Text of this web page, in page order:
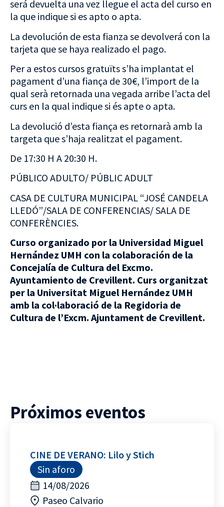
será devuelta una vez llegue el acta del curso en
la que indique si es apto o apta.
La devolución de esta fianza se devolverá con la
tarjeta que se haya realizado el pago.
Per a estos cursos gratuïts s’ha implantat el
pagament d’una fiança de 30€, l’import de la
qual serà retornada una vegada arribe l’acta del
curs en la qual indique si és apte o apta.
La devolució d’esta fiança es retornarà amb la
targeta que s’haja realitzat el pagament.
De 17:30 H A 20:30 H.
PÚBLICO ADULTO/ PÚBLIC ADULT
CASA DE CULTURA MUNICIPAL “JOSÉ CANDELA
LLEDÓ”/SALA DE CONFERENCIAS/ SALA DE
CONFERÈNCIES.
Curso organizado por la Universidad Miguel
Hernández UMH con la colaboración de la
Concejalía de Cultura del Excmo.
Ayuntamiento de Crevillent. Curs organitzat
per la Universitat Miguel Hernández UMH
amb la col·laboració de la Regidoria de
Cultura de l’Excm. Ajuntament de Crevillent.
Próximos eventos
CINE DE VERANO: Lilo y Stich
Sin aforo
14/08/2026
Paseo Calvario